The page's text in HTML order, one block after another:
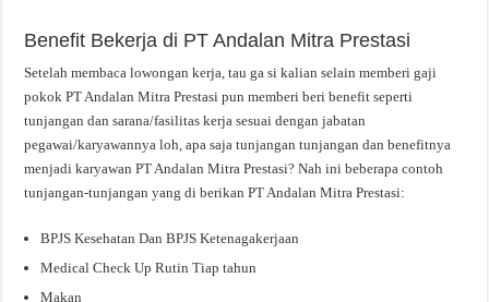
Benefit Bekerja di PT Andalan Mitra Prestasi
Setelah membaca lowongan kerja, tau ga si kalian selain memberi gaji
pokok PT Andalan Mitra Prestasi pun memberi beri benefit seperti
tunjangan dan sarana/fasilitas kerja sesuai dengan jabatan
pegawai/karyawannya loh, apa saja tunjangan tunjangan dan benefitnya
menjadi karyawan PT Andalan Mitra Prestasi? Nah ini beberapa contoh
tunjangan-tunjangan yang di berikan PT Andalan Mitra Prestasi:
BPJS Kesehatan Dan BPJS Ketenagakerjaan
Medical Check Up Rutin Tiap tahun
Makan